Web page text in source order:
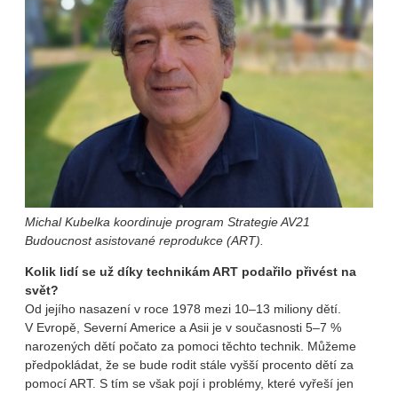
Michal Kubelka koordinuje program Strategie AV21
Budoucnost asistované reprodukce (ART).
Kolik lidí se už díky technikám ART podařilo přivést na
svět?
Od jejího nasazení v roce 1978 mezi 10–13 miliony dětí.
V Evropě, Severní Americe a Asii je v současnosti 5–7 %
narozených dětí počato za pomoci těchto technik. Můžeme
předpokládat, že se bude rodit stále vyšší procento dětí za
pomocí ART. S tím se však pojí i problémy, které vyřeší jen